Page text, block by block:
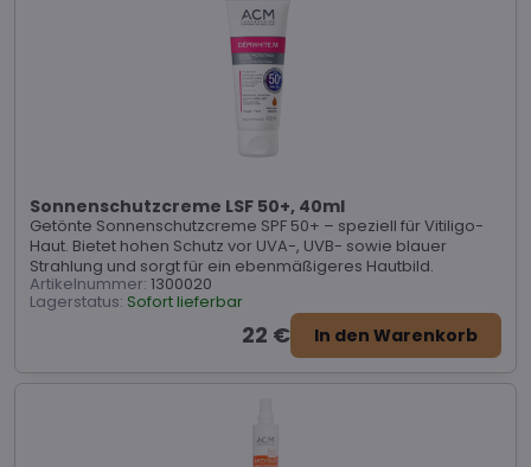
Sonnenschutzcreme LSF 50+, 40ml
Getönte Sonnenschutzcreme SPF 50+ – speziell für Vitiligo-
Haut. Bietet hohen Schutz vor UVA-, UVB- sowie blauer
Strahlung und sorgt für ein ebenmäßigeres Hautbild.
Artikelnummer: 1300020
Lagerstatus: Sofort lieferbar
22 € In den Warenkorb